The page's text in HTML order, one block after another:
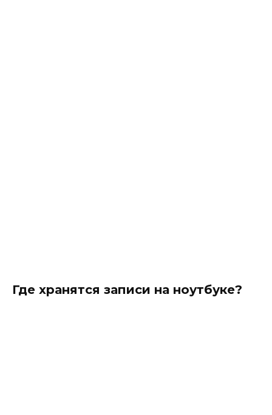
Где хранятся записи на ноутбуке?